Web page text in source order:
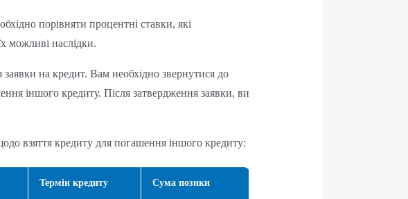
порівняти процентні ставки, які
можливі наслідки.
на кредит. Вам необхідно звернутися до
іншого кредиту. Після затвердження заявки, ви
взяття кредиту для погашення іншого кредиту:
Термін кредиту Сума позики